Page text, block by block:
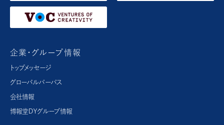
企業・グループ情報
トップメッセージ
グローバルパーパス​
会社情報
博報堂ＤＹグループ情報